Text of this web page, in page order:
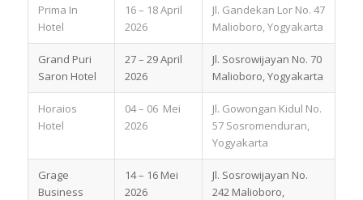
Prima In
Hotel
16 – 18 April
2026
Jl. Gandekan Lor No. 47
Malioboro, Yogyakarta
Grand Puri
Saron Hotel
27 – 29 April
2026
Jl. Sosrowijayan No. 70
Malioboro, Yogyakarta
Horaios
Hotel
04 – 06 Mei
2026
Jl. Gowongan Kidul No.
57 Sosromenduran,
Yogyakarta
Grage
Business
14 – 16 Mei
2026
Jl. Sosrowijayan No.
242 Malioboro,